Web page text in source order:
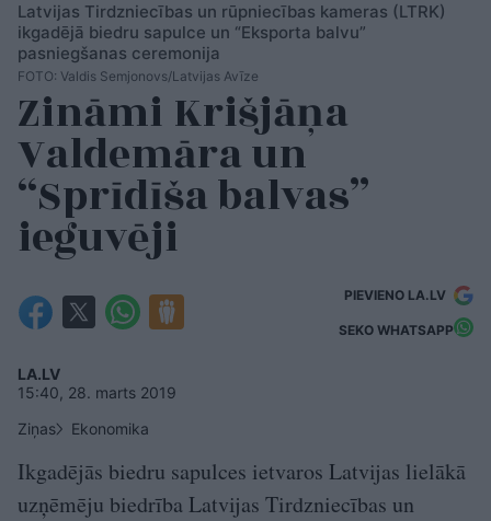
Latvijas Tirdzniecības un rūpniecības kameras (LTRK)
ikgadējā biedru sapulce un “Eksporta balvu”
pasniegšanas ceremonija
FOTO: Valdis Semjonovs/Latvijas Avīze
Zināmi Krišjāņa
Valdemāra un
“Sprīdīša balvas”
ieguvēji
PIEVIENO LA.LV
SEKO WHATSAPP
LA.LV
15:40, 28. marts 2019
Ziņas
Ekonomika
Ikgadējās biedru sapulces ietvaros Latvijas lielākā
uzņēmēju biedrība Latvijas Tirdzniecības un